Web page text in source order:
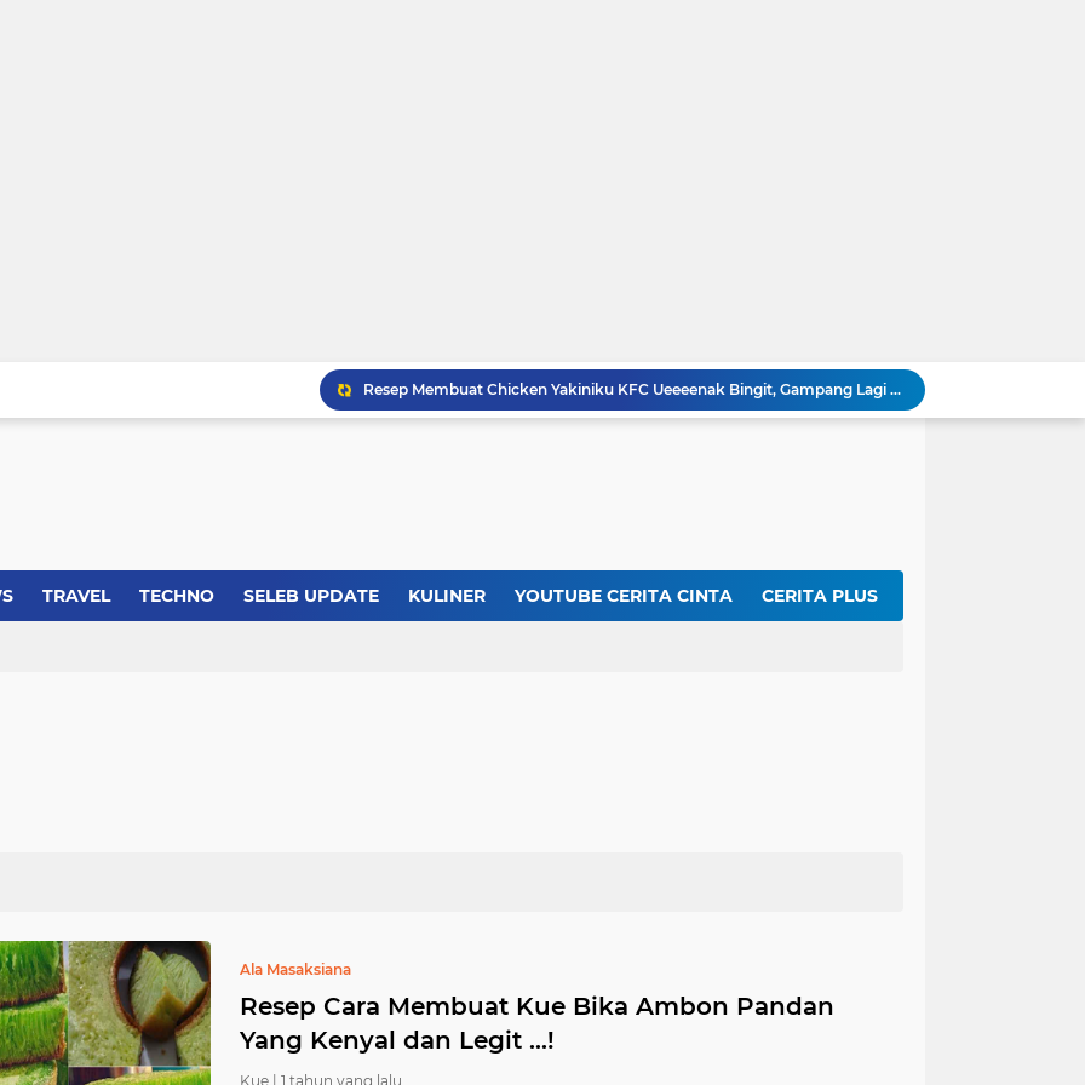
Resep Gulai Kikil Nikmat DIsegala Suasana
Resep Cara Membuat Swiss Roll Cake Spesial Lembut dan Enak Anti Gagal
Resep Bolu Gulung Roll Cake Ekonomis 8 Bahan Dasar
TRAVEL TECHNO SELEB UPDATE KULINER YOUTUBE CERITA CINTA CERITA PLUS
Ala Masaksiana
Resep Cara Membuat Kue Bika Ambon Pandan
Yang Kenyal dan Legit ...!
Kue | 1 tahun yang lalu